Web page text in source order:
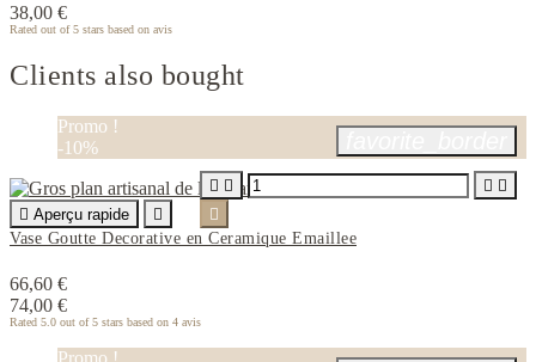
38,00 €
Rated out of 5 stars based on avis
Clients also bought
Promo !
-10%
 Aperçu rapide

Vase Goutte Decorative en Ceramique Emaillee
66,60 €
74,00 €
Rated 5.0 out of 5 stars based on 4 avis
   

Promo !